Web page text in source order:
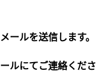
ールを送信します。
ルにてご連絡くださ